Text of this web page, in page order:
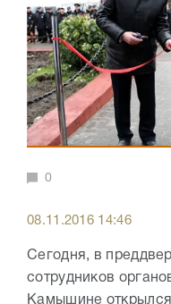
0
08.11.2016 14:46
Сегодня, в
сотрудников
Камышине открылся